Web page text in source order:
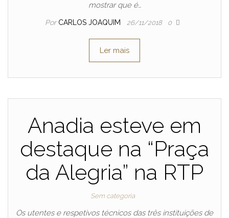
mostrar que é…
Por CARLOS JOAQUIM 26/11/2018 0
Ler mais
Anadia esteve em
destaque na “Praça
da Alegria” na RTP
Sem categoria
Os utentes e respetivos técnicos das três instituições de